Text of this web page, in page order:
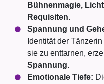
Bühnenmagie,
Requisiten.
Spannung und
Identität der
sie zu enttarnen,
Spannung.
Emotionale Tiefe: